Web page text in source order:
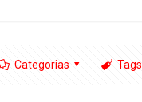
Categorias Tags